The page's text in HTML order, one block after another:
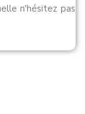
n'hésitez pas